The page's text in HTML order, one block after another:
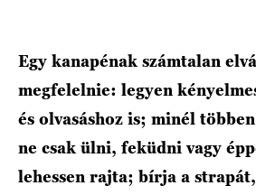
Egy kanapénak számtalan
megfelelnie: legyen
és olvasáshoz is; minél
ne csak ülni, feküdni vagy
lehessen rajta; bírja a